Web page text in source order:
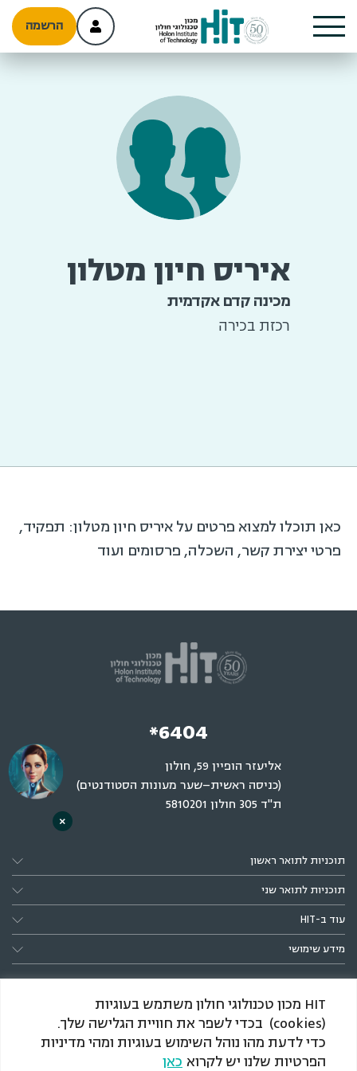
HIT מכון טכנולוגי חולון משתמש בעוגיות
(cookies) בכדי לשפר את חוויית הגלישה שלך.
כדי לדעת מהו נוהל השימוש בעוגיות ומהי מדיניות
הפרטיות שלנו יש לקרוא כאן
הרשמה
איריס חיון מטלון
מכינה קדם אקדמית
רכזת בכירה
כאן תוכלו למצוא פרטים על איריס חיון מטלון: תפקיד,
פרטי יצירת קשר, השכלה, פרסומים ועוד
*6404
אליעזר הופיין 59, חולון
(כניסה ראשית–שער מעונות הסטודנטים)
ת"ד 305 חולון 5810201
תוכניות לתואר ראשון
תוכניות לתואר שני
עוד ב-HIT
מידע שימושי
×